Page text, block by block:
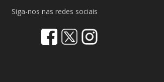
Siga-nos nas redes sociais